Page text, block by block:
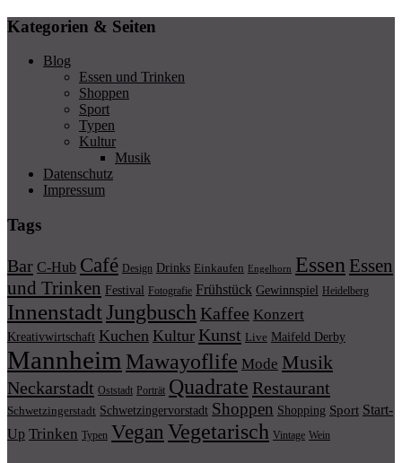
Kategorien & Seiten
Blog
Essen und Trinken
Shoppen
Sport
Typen
Kultur
Musik
Datenschutz
Impressum
Tags
Bar C-Hub Café Design Drinks Einkaufen Engelhorn Essen Essen
und Trinken Festival Fotografie Frühstück Gewinnspiel Heidelberg
InnenstadtJungbusch Kaffee Konzert
Kreativwirtschaft Kuchen Kultur Kunst Live Maifeld Derby
Mannheim Mawayoflife Mode Musik
Neckarstadt Oststadt Porträt Quadrate Restaurant
Schwetzingerstadt Schwetzingervorstadt Shoppen Shopping Sport Start-
Up Trinken Typen Vegan Vegetarisch Vintage Wein